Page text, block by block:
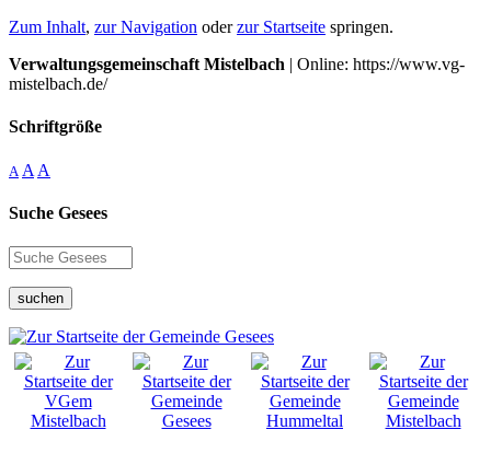
Zum Inhalt, zur Navigation oderzur Startseite springen.
Verwaltungsgemeinschaft Mistelbach | Online: https://www.vg-
mistelbach.de/
Schriftgröße
A A A
Suche Gesees
suchen